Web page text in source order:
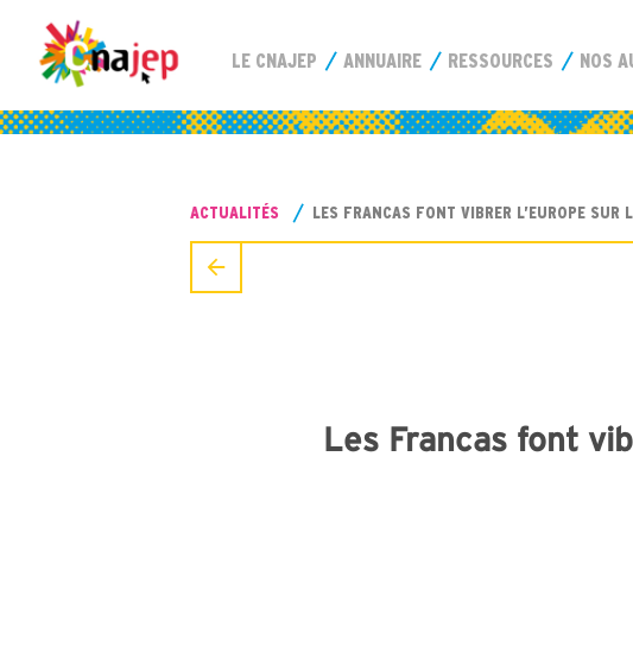
LE CNAJEP ANNUAIRE RESSOURCES NOS
ACTUALITÉS LES FRANCAS FONT VIBRER L’EUROPE SUR
Les Francas font